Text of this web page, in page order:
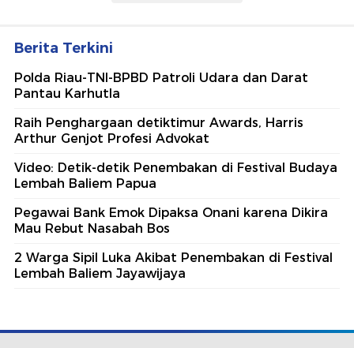
Berita Terkini
Polda Riau-TNI-BPBD Patroli Udara dan Darat
Pantau Karhutla
Raih Penghargaan detiktimur Awards, Harris
Arthur Genjot Profesi Advokat
Video: Detik-detik Penembakan di Festival Budaya
Lembah Baliem Papua
Pegawai Bank Emok Dipaksa Onani karena Dikira
Mau Rebut Nasabah Bos
2 Warga Sipil Luka Akibat Penembakan di Festival
Lembah Baliem Jayawijaya